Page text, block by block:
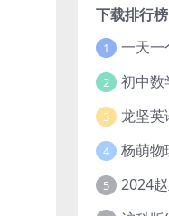
下载排行榜
1
2
3
4
5